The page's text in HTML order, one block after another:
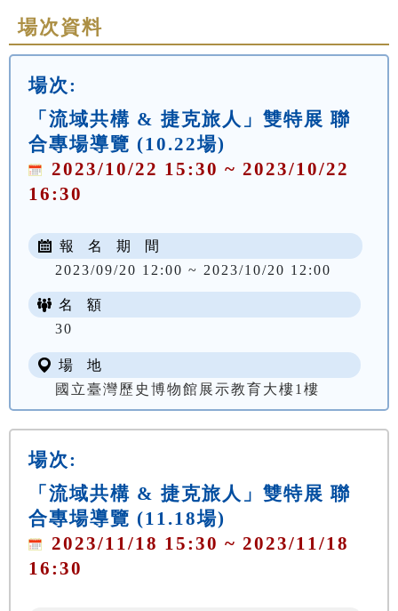
場次資料
場次:
「流域共構 & 捷克旅人」雙特展 聯
合專場導覽 (10.22場)
2023/10/22 15:30 ~ 2023/10/22
16:30
報 名 期 間
2023/09/20 12:00 ~ 2023/10/20 12:00
名 額
30
場 地
國立臺灣歷史博物館展示教育大樓1樓
場次:
「流域共構 & 捷克旅人」雙特展 聯
合專場導覽 (11.18場)
2023/11/18 15:30 ~ 2023/11/18
16:30